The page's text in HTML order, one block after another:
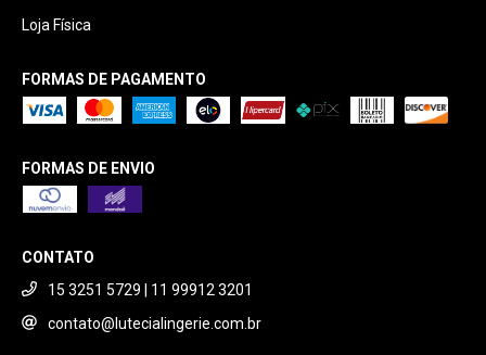
Loja Física
FORMAS DE PAGAMENTO
FORMAS DE ENVIO
CONTATO
15 3251 5729 | 11 99912 3201
contato@lutecialingerie.com.br